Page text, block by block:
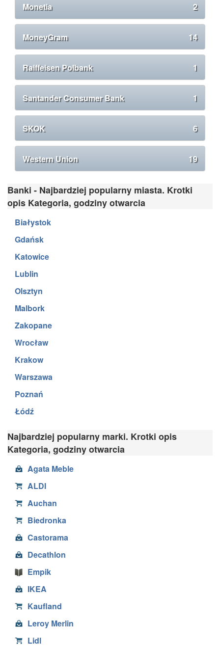
Monetia 2
MoneyGram 14
Raiffeisen Polbank 1
Santander Consumer Bank 1
SKOK 6
Western Union 19
Banki - Najbardziej popularny miasta. Krotki
opis Kategoria, godziny otwarcia
Białystok
Gdańsk
Katowice
Lublin
Olsztyn
Malbork
Zakopane
Wrocław
Krakow
Warszawa
Poznań
Łódź
Najbardziej popularny marki. Krotki opis
Kategoria, godziny otwarcia
Agata Meble
ALDI
Auchan
Biedronka
Castorama
Decathlon
Empik
IKEA
Kaufland
Leroy Merlin
Lidl